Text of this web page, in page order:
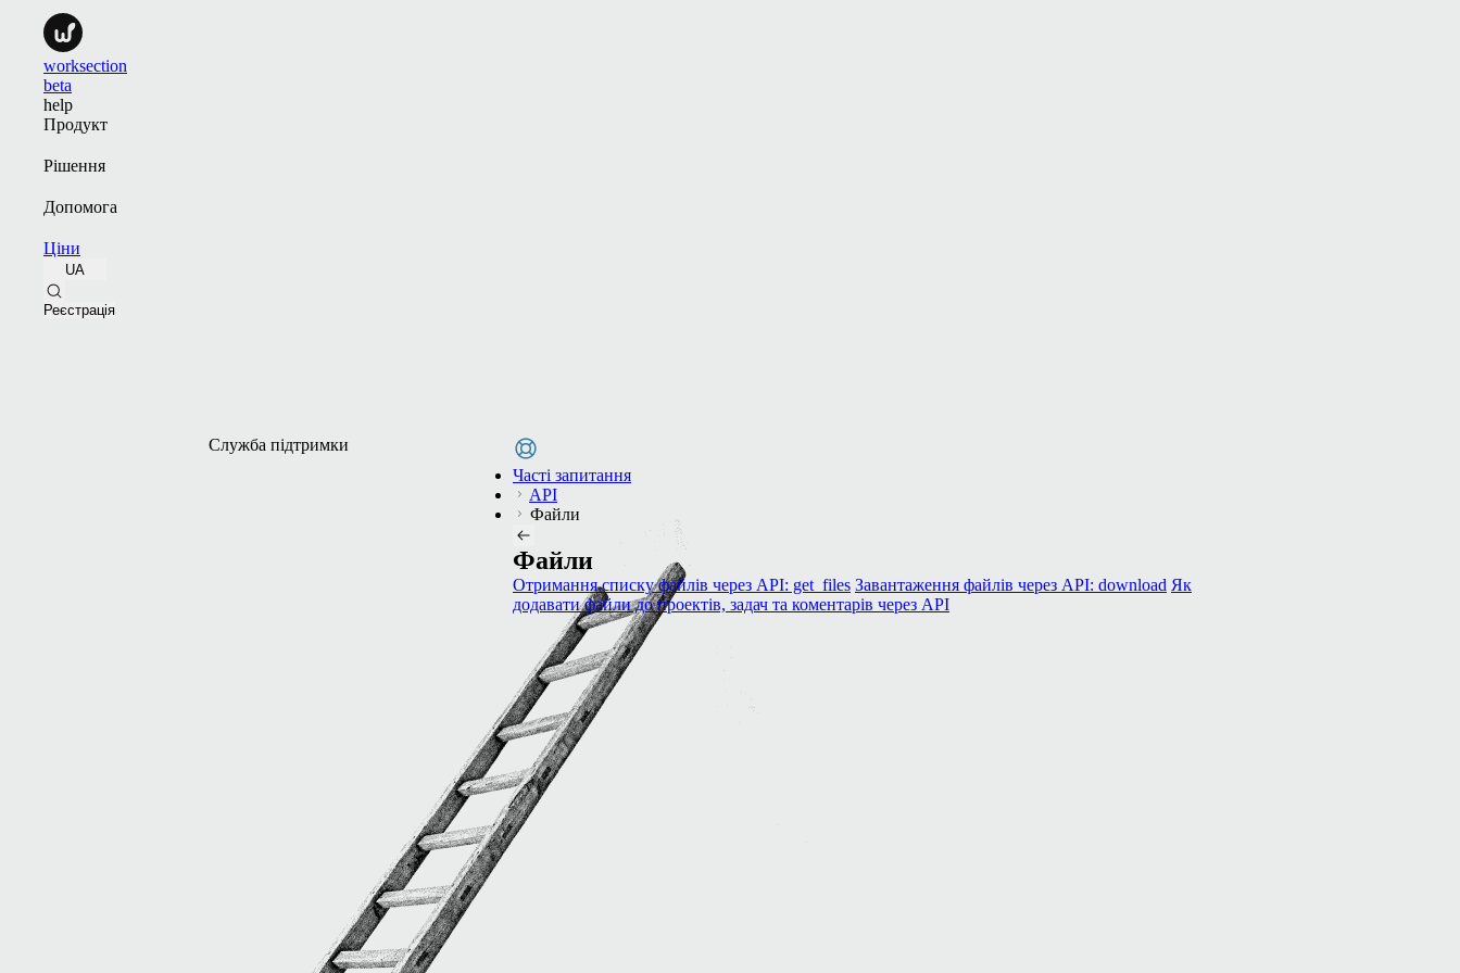
worksection
beta
help
Продукт
Рішення
Допомога
Ціни
UA
Реєстрація
Служба підтримки
Часті запитання
API
Файли
Файли
Отримання списку файлів через API: get_files Завантаження файлів через API: download Як
додавати файли до проектів, задач та коментарів через API